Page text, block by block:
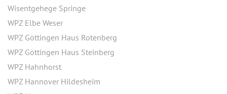
Wisentgehege Springe
WPZ Elbe Weser
WPZ Göttingen Haus Rotenberg
WPZ Göttingen Haus Steinberg
WPZ Hahnhorst
WPZ Hannover Hildesheim